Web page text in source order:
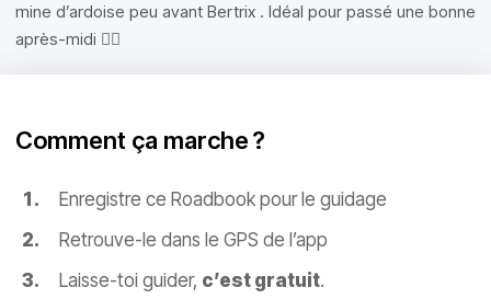
mine d’ardoise peu avant Bertrix . Idéal pour passé une bonne
après-midi ✌🏻
Comment ça marche ?
Enregistre ce Roadbook pour le guidage
Retrouve-le dans le GPS de l’app
Laisse-toi guider, c’est gratuit.